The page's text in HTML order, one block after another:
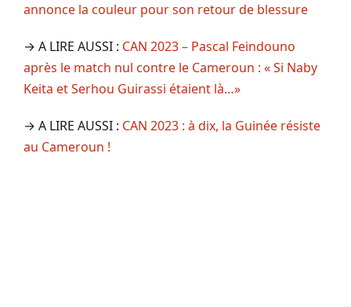
annonce la couleur pour son retour de blessure
→ A LIRE AUSSI : CAN 2023 – Pascal Feindouno
après le match nul contre le Cameroun : « Si Naby
Keita et Serhou Guirassi étaient là…»
→ A LIRE AUSSI : CAN 2023 : à dix, la Guinée résiste
au Cameroun !